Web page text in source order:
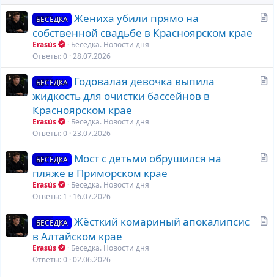
БЕСЕДКА
Жениха убили прямо на
собственной свадьбе в Красноярском крае
Erasus
Беседка. Новости дня
Ответы 0 28.07.2026
БЕСЕДКА
Годовалая девочка выпила
жидкость для очистки бассейнов в
Красноярском крае
Erasus
Беседка. Новости дня
Ответы 0 23.07.2026
БЕСЕДКА
Мост с детьми обрушился на
пляже в Приморском крае
Erasus
Беседка. Новости дня
Ответы 1 16.07.2026
БЕСЕДКА
Жёсткий комариный апокалипсис
в Алтайском крае
Erasus
Беседка. Новости дня
Ответы 0 02.06.2026